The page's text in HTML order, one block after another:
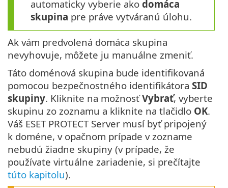
automaticky vyberie ako domáca
skupina pre práve vytváranú úlohu.
Ak vám predvolená domáca skupina
nevyhovuje, môžete ju manuálne zmeniť.
Táto doménová skupina bude identifikovaná
pomocou bezpečnostného identifikátora SID
skupiny. Kliknite na možnosťVybrať, vyberte
skupinu zo zoznamu a kliknite na tlačidlo OK.
Váš ESET PROTECT Server musí byť pripojený
k doméne, v opačnom prípade v zozname
nebudú žiadne skupiny (v prípade, že
používate virtuálne zariadenie, si prečítajte
túto kapitolu).